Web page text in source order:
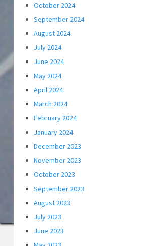
October 2024
September 2024
August 2024
July 2024
June 2024
May 2024
April 2024
March 2024
February 2024
January 2024
December 2023
November 2023
October 2023
September 2023
August 2023
July 2023
June 2023